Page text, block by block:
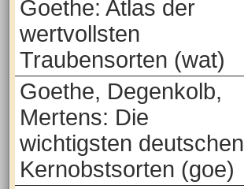
Goethe: Atlas der
wertvollsten
Traubensorten (wat)
Goethe, Degenkolb,
Mertens: Die
wichtigsten deutschen
Kernobstsorten (goe)